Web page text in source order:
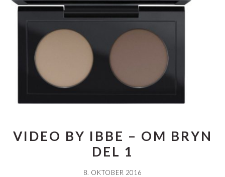
VIDEO BY IBBE – OM BRYN
DEL 1
8. OKTOBER 2016